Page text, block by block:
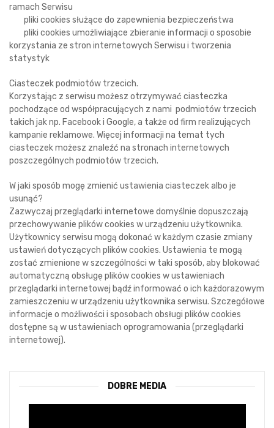
ramach Serwisu
pliki cookies służące do zapewnienia bezpieczeństwa
pliki cookies umożliwiające zbieranie informacji o sposobie
korzystania ze stron internetowych Serwisu i tworzenia
statystyk
Ciasteczek podmiotów trzecich.
Korzystając z serwisu możesz otrzymywać ciasteczka
pochodzące od współpracujących z nami podmiotów trzecich
takich jak np. Facebook i Google, a także od firm realizujących
kampanie reklamowe. Więcej informacji na temat tych
ciasteczek możesz znaleźć na stronach internetowych
poszczególnych podmiotów trzecich.
W jaki sposób mogę zmienić ustawienia ciasteczek albo je
usunąć?
Zazwyczaj przeglądarki internetowe domyślnie dopuszczają
przechowywanie plików cookies w urządzeniu użytkownika.
Użytkownicy serwisu mogą dokonać w każdym czasie zmiany
ustawień dotyczących plików cookies. Ustawienia te mogą
zostać zmienione w szczególności w taki sposób, aby blokować
automatyczną obsługę plików cookies w ustawieniach
przeglądarki internetowej bądź informować o ich każdorazowym
zamieszczeniu w urządzeniu użytkownika serwisu. Szczegółowe
informacje o możliwości i sposobach obsługi plików cookies
dostępne są w ustawieniach oprogramowania (przeglądarki
internetowej).
DOBRE MEDIA